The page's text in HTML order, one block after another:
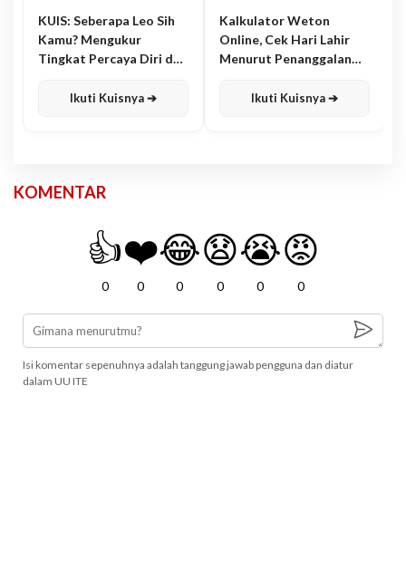
KUIS: Seberapa Leo Sih
Kamu? Mengukur
Tingkat Percaya Diri dan
Ikuti Kuisnya ➔
Kalkulator Weton
Online, Cek Hari Lahir
Menurut Penanggalan
Ikuti Kuisnya ➔
KOMENTAR
👍
0
❤️
0
😂
0
😧
0
😭
0
😡
0
Isi komentar sepenuhnya adalah tanggung jawab pengguna dan diatur
dalam UU ITE